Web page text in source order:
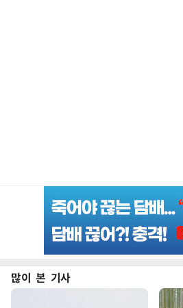
많이 본 기사